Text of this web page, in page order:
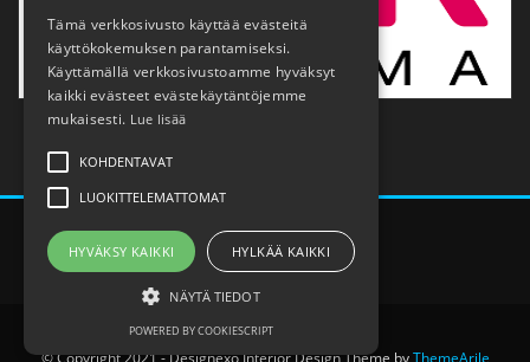
Tämä verkkosivusto käyttää evästeitä
käyttökokemuksen parantamiseksi.
Käyttämällä verkkosivustoamme hyväksyt
kaikki evästeet evästekäytäntöjemme
mukaisesti. Lue lisää
KOHDENTAVAT
LUOKITTELEMATTOMAT
HYVÄKSY KAIKKI HYLKÄÄ KAIKKI
NÄYTÄ TIEDOT
POWERED BY COOKIESCRIPT